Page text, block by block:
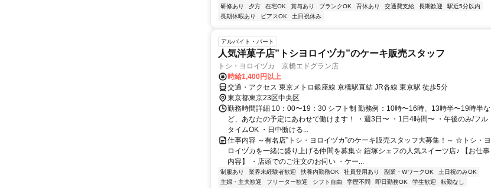
研修あり
夕方 在宅OK 賞与あり ブランクOK 育休あり 交通費支給 長期歓迎
駅近5分以内
長期休暇あり
ピアスOK 土日祝休み
アルバイト・パート
人気洋菓子店”トシヨロイヅカ”のケーキ販売スタッフ
トシ・ヨロイヅカ 京橋エドグラン店
時給1,400円以上
交通・アクセス 東京メトロ銀座線 京橋駅直結 JR各線 東京駅 徒歩5分
東京都東京23区中央区
勤務時間詳細 10：00〜19：30 シフト制 勤務例：10時〜16時、13時半〜19時半な
ど、あなたの予定にあわせて働けます！ ・週3日〜 ・1日4時間〜 ・午後のみ/フル
タイムOK ・日中働ける...
仕事内容 ～有名店”トシ・ヨロイヅカ”のケーキ販売スタッフ大募集！～ ☆トシ・ヨ
ロイヅカを一緒に盛り上げる仲間を募集☆ 鎧塚シェフの人気スイーツ店♪ 【お仕事
内容】 ・店頭でのご注文のお伺い ・ケー...
制服あり 業界未経験者歓迎 扶養内勤務OK 社員登用あり 副業・WワークOK
土日祝のみOK
主婦・主夫歓迎
フリーター歓迎 シフト自由 学歴不問 即日勤務OK 学生歓迎
転勤なし